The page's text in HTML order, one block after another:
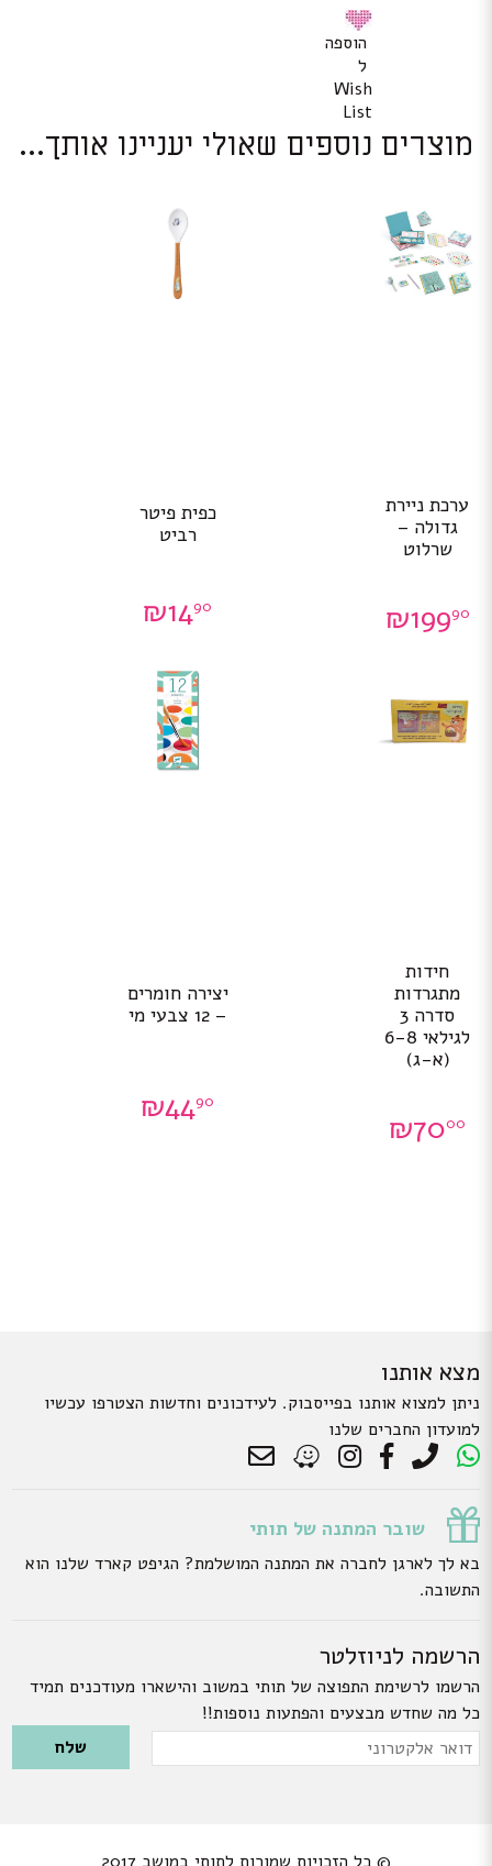
הוספה
ל
Wish
List
מוצרים נוספים שאולי יעניינו אותך...
ערכת ניירת
גדולה –
שרלוט
₪19990
כפית פיטר
רביט
₪1490
חידות
מתגרדות
סדרה 3
לגילאי 6-8
(א-ג)
₪7000
יצירה חומרים
– 12 צבעי מי
₪4490
מצא אותנו
ניתן למצוא אותנו בפייסבוק. לעידכונים וחדשות הצטרפו עכשיו
למועדון החברים שלנו
שובר המתנה של תותי
בא לך לארגן לחברה את המתנה המושלמת? הגיפט קארד שלנו הוא
התשובה.
הרשמה לניוזלטר
הרשמו לרשימת התפוצה של תותי במשוב והישארו מעודכנים תמיד
כל מה שחדש מבצעים והפתעות נוספות!!
Please leave this field empty.
דואר